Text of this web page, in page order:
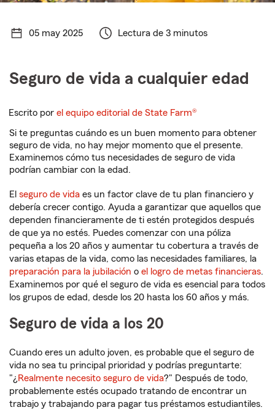
05 may 2025 Lectura de 3 minutos
Seguro de vida a cualquier edad
Escrito porel equipo editorial de State Farm®
Si te preguntas cuándo es un buen momento para obtener
seguro de vida, no hay mejor momento que el presente.
Examinemos cómo tus necesidades de seguro de vida
podrían cambiar con la edad.
El seguro de vida es un factor clave de tu plan financiero y
debería crecer contigo. Ayuda a garantizar que aquellos que
dependen financieramente de ti estén protegidos después
de que ya no estés. Puedes comenzar con una póliza
pequeña a los 20 años y aumentar tu cobertura a través de
varias etapas de la vida, como las necesidades familiares, la
preparación para la jubilación o el logro de metas financieras.
Examinemos por qué el seguro de vida es esencial para todos
los grupos de edad, desde los 20 hasta los 60 años y más.
Seguro de vida a los 20
Cuando eres un adulto joven, es probable que el seguro de
vida no sea tu principal prioridad y podrías preguntarte:
"¿Realmente necesito seguro de vida?" Después de todo,
probablemente estés ocupado tratando de encontrar un
trabajo y trabajando para pagar tus préstamos estudiantiles.